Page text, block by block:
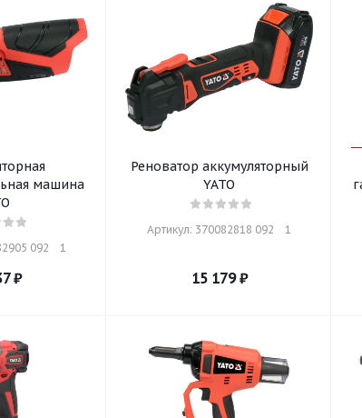
машина
092    1
₽
Реноватор аккумуляторный
YATO
Артикул: 370082818 092    1
15 179₽